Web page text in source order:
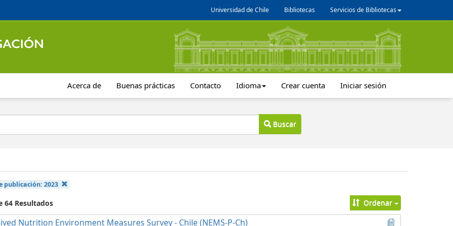
Universidad de Chile Bibliotecas Servicios de Bibliotecas
Acerca de Buenas prácticas Contacto Idioma Crear cuenta Iniciar sesión
Buscar
publicación: 2023
64 Resultados Ordenar
Nutrition Environment Measures Survey - Chile (NEMS-P-Ch)